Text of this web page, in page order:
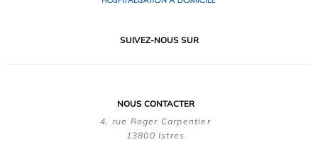
SUIVEZ-NOUS SUR
NOUS CONTACTER
4, rue Roger Carpentier
13800 Istres